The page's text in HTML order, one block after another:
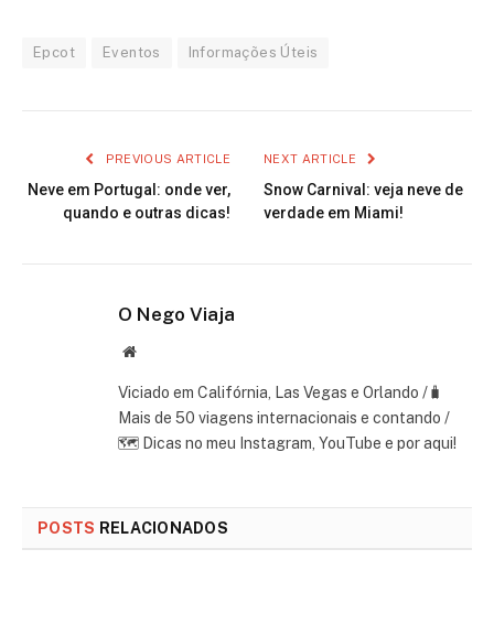
Epcot Eventos Informações Úteis
PREVIOUS ARTICLE
Neve em Portugal: onde ver,
quando e outras dicas!
NEXT ARTICLE
Snow Carnival: veja neve de
verdade em Miami!
O Nego Viaja
Website
Viciado em Califórnia, Las Vegas e Orlando /🧳
Mais de 50 viagens internacionais e contando /
🗺 Dicas no meu Instagram, YouTube e por aqui!
POSTS RELACIONADOS